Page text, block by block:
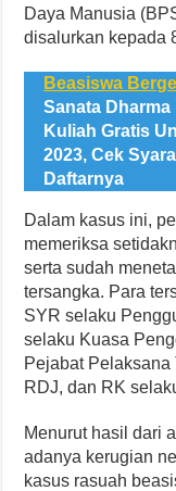
Daya Manusia
disalurkan kepada
Beasiswa
Sanata
Kuliah Gratis
2023, Cek
Daftarnya
Dalam kasus ini,
memeriksa
serta sudah
tersangka. Para
SYR selaku
selaku Kuasa
Pejabat Pelaksana
RDJ, dan RK
Menurut hasil dari
adanya kerugian
kasus rasuah